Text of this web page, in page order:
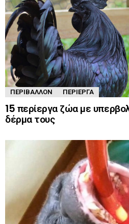
ΠΕΡΙΒΆΛΛΟΝ ΠΕΡΊΕΡΓΑ
15 περίεργα ζώα με
δέρμα τους